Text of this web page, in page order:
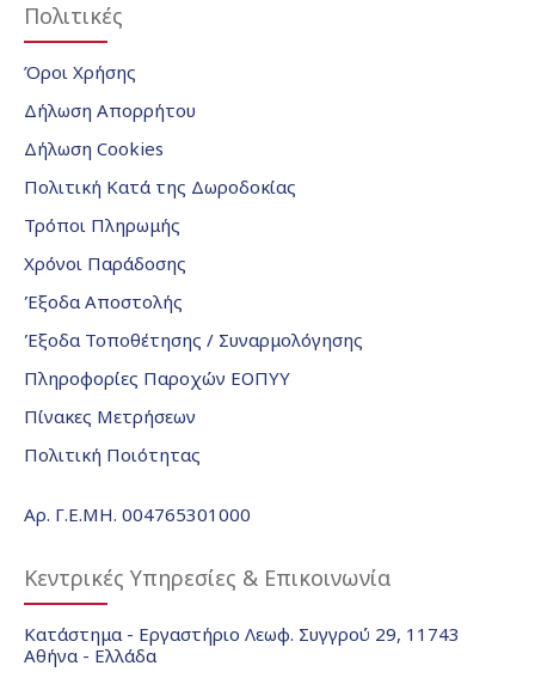
Πολιτικές
Όροι Χρήσης
Δήλωση Απορρήτου
Δήλωση Cookies
Πολιτική Κατά της Δωροδοκίας
Τρόποι Πληρωμής
Χρόνοι Παράδοσης
Έξοδα Αποστολής
Έξοδα Τοποθέτησης / Συναρμολόγησης
Πληροφορίες Παροχών ΕΟΠΥΥ
Πίνακες Μετρήσεων
Πολιτική Ποιότητας
Αρ. Γ.Ε.ΜΗ. 004765301000
Κεντρικές Υπηρεσίες & Επικοινωνία
Κατάστημα - Εργαστήριο Λεωφ. Συγγρού 29, 11743
Αθήνα - Ελλάδα